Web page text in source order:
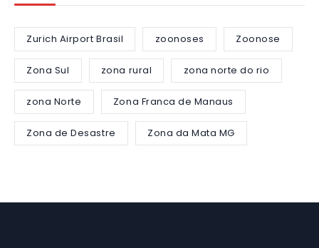
Zurich Airport Brasil zoonoses Zoonose
Zona Sul zona rural zona norte do rio
zona Norte Zona Franca de Manaus
Zona de Desastre Zona da Mata MG